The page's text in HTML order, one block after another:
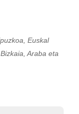
Euskal
Araba eta